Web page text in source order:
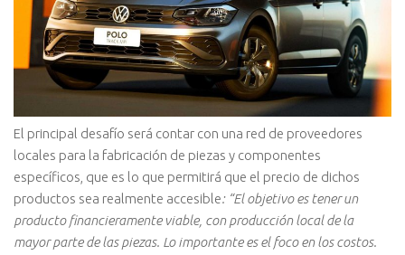
El principal desafío será contar con una red de proveedores
locales para la fabricación de piezas y componentes
específicos, que es lo que permitirá que el precio de dichos
productos sea realmente accesible: “El objetivo es tener un
producto financieramente viable, con producción local de la
mayor parte de las piezas. Lo importante es el foco en los costos.